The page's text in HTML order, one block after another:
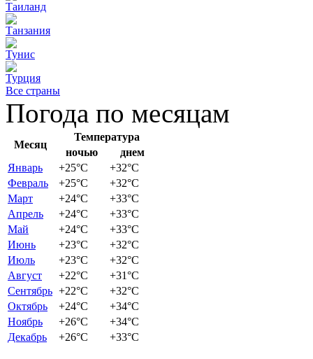
Таиланд
Танзания
Тунис
Турция
Все страны
Погода по месяцам
Месяц
Температура
ночью
днем
Январь
+25°C +32°C
Февраль
+25°C +32°C
Март
+24°C +33°C
Апрель
+24°C +33°C
Май
+24°C +33°C
Июнь
+23°C +32°C
Июль
+23°C +32°C
Август
+22°C +31°C
Сентябрь +22°C +32°C
Октябрь
+24°C +34°C
Ноябрь
+26°C +34°C
Декабрь
+26°C +33°C